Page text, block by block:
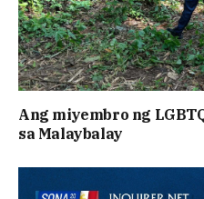
Ang miyembro ng
sa Malaybalay